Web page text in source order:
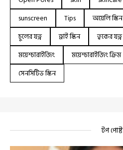
sunscreen
Tips অয়েলি স্কিন
চুলের যত্ন
ড্রাই স্কিন ত্বকের যত্ন
ময়েশ্চারাইজিং
ময়েশ্চারাইজিং ক্রিম
সেনসিটিভ স্কিন
টপ পোষ্ট